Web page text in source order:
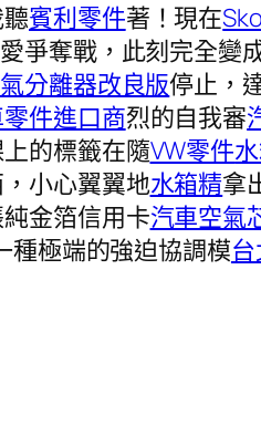
賓利零件著！現在
爭奪戰，此刻完全變
分離器改良版停止，
件進口商烈的自我審
的標籤在隨VW零件
小心翼翼地水箱精拿
金箔信用卡汽車空氣
種極端的強迫協調模